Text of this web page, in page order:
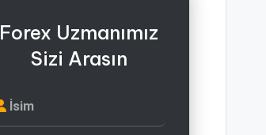
Forex Uzmanımız
Sizi Arasın
İsim